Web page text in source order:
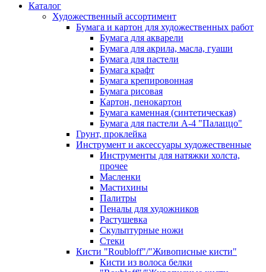
Каталог
Художественный ассортимент
Бумага и картон для художественных работ
Бумага для акварели
Бумага для акрила, масла, гуаши
Бумага для пастели
Бумага крафт
Бумага крепировонная
Бумага рисовая
Картон, пенокартон
Бумага каменная (синтетическая)
Бумага для пастели А-4 "Палаццо"
Грунт, проклейка
Инструмент и аксессуары художественные
Инструменты для натяжки холста,
прочее
Масленки
Мастихины
Палитры
Пеналы для художников
Растушевка
Скульптурные ножи
Стеки
Кисти "Roubloff"/"Живописные кисти"
Кисти из волоса белки